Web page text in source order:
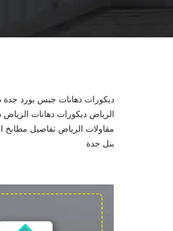
ديكورات دهانات جبس بورد جدة
الرياض ديكورات دهانات الرياض
مقاولات الرياض تفاصيل مطابخ
بنل جدة